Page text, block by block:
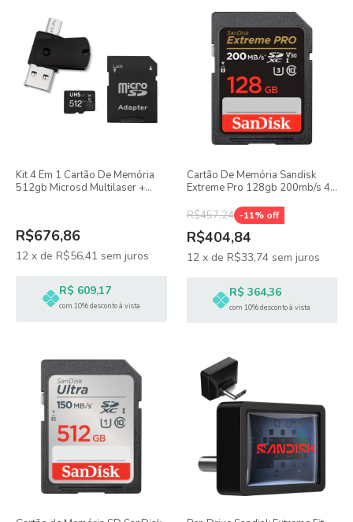
Kit 4 Em 1 Cartão De Memória
512gb Microsd Multilaser +
R$676,86
12 x de R$56,41 sem juros
R$ 609,17
com 10% desconto à vista
Cartão De Memória Sandisk
Extreme Pro 128gb 200mb/s 4k
R$457,24 -11% off
R$404,84
12 x de R$33,74 sem juros
R$ 364,36
com 10% desconto à vista